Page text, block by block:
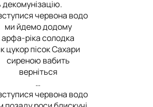
декомунізацію.
червона водо
ми йдемо додому
арфа-ріка солодка
цукор пісок Сахари
сиреною вабить
верніться
…
червона водо